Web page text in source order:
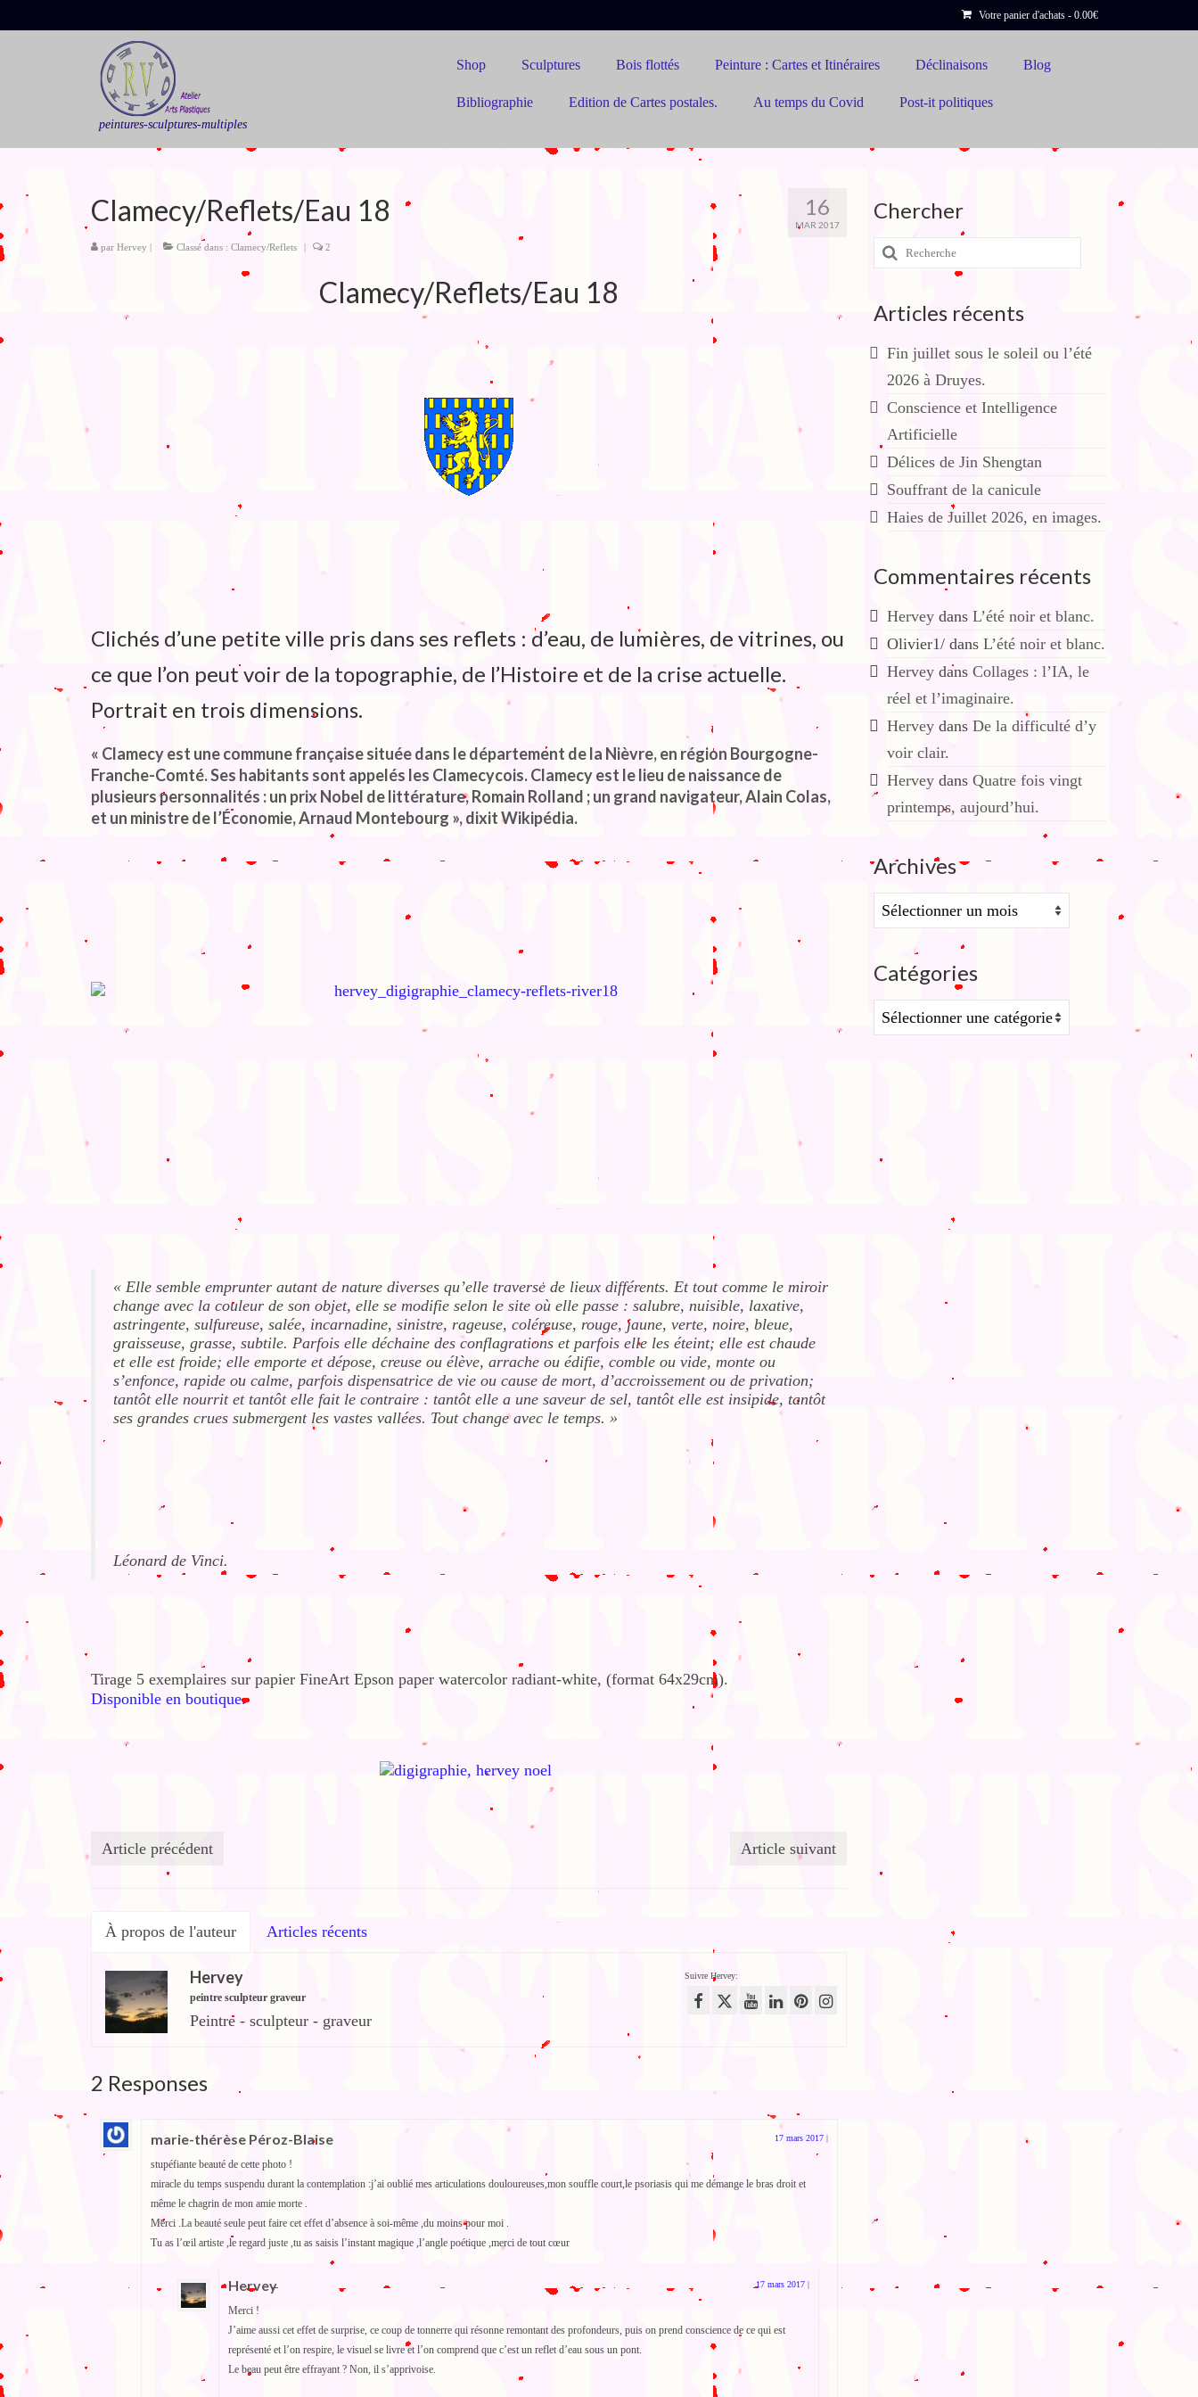
Votre panier d'achats - 0.00€
peintures-sculptures-multiples
Shop Sculptures Bois flottés Peinture : Cartes et Itinéraires Déclinaisons Blog
Bibliographie Edition de Cartes postales. Au temps du Covid Post-it politiques
16
MAR 2017
Clamecy/Reflets/Eau 18
par Hervey | Classé dans : Clamecy/Reflets | 2
Clamecy/Reflets/Eau 18
Clichés d’une petite ville pris dans ses reflets : d’eau, de lumières, de vitrines, ou
ce que l’on peut voir de la topographie, de l’Histoire et de la crise actuelle.
Portrait en trois dimensions.
« Clamecy est une commune française située dans le département de la Nièvre, en région Bourgogne-
Franche-Comté. Ses habitants sont appelés les Clamecycois. Clamecy est le lieu de naissance de
plusieurs personnalités : un prix Nobel de littérature, Romain Rolland ; un grand navigateur, Alain Colas,
et un ministre de l’Économie, Arnaud Montebourg », dixit Wikipédia.
« Elle semble emprunter autant de nature diverses qu’elle traverse de lieux différents. Et tout comme le miroir
change avec la couleur de son objet, elle se modifie selon le site où elle passe : salubre, nuisible, laxative,
astringente, sulfureuse, salée, incarnadine, sinistre, rageuse, coléreuse, rouge, jaune, verte, noire, bleue,
graisseuse, grasse, subtile. Parfois elle déchaine des conflagrations et parfois elle les éteint; elle est chaude
et elle est froide; elle emporte et dépose, creuse ou élève, arrache ou édifie, comble ou vide, monte ou
s’enfonce, rapide ou calme, parfois dispensatrice de vie ou cause de mort, d’accroissement ou de privation;
tantôt elle nourrit et tantôt elle fait le contraire : tantôt elle a une saveur de sel, tantôt elle est insipide, tantôt
ses grandes crues submergent les vastes vallées. Tout change avec le temps. »
Léonard de Vinci.
Tirage 5 exemplaires sur papier FineArt Epson paper watercolor radiant-white, (format 64x29cm).
Disponible en boutique.
Article précédent Article suivant
À propos de l'auteur Articles récents
Suivre Hervey:
Hervey
peintre sculpteur graveur
Peintre - sculpteur - graveur
2 Responses
marie-thérèse Péroz-Blaise 17 mars 2017 |
stupéfiante beauté de cette photo !
miracle du temps suspendu durant la contemplation :j’ai oublié mes articulations douloureuses,mon souffle court,le psoriasis qui me démange le bras droit et
même le chagrin de mon amie morte .
Merci .La beauté seule peut faire cet effet d’absence à soi-même ,du moins pour moi .
Tu as l’œil artiste ,le regard juste ,tu as saisis l’instant magique ,l’angle poétique ,merci de tout cœur
Hervey 17 mars 2017 |
Merci !
J’aime aussi cet effet de surprise, ce coup de tonnerre qui résonne remontant des profondeurs, puis on prend conscience de ce qui est
représenté et l’on respire, le visuel se livre et l’on comprend que c’est un reflet d’eau sous un pont.
Le beau peut être effrayant ? Non, il s’apprivoise.
Chercher
Rechercher
:
Articles récents
Fin juillet sous le soleil ou l’été
2026 à Druyes.
Conscience et Intelligence
Artificielle
Délices de Jin Shengtan
Souffrant de la canicule
Haies de Juillet 2026, en images.
Commentaires récents
Herveydans L’été noir et blanc.
Olivier1/dans L’été noir et blanc.
Herveydans Collages : l’IA, le
réel et l’imaginaire.
Herveydans De la difficulté d’y
voir clair.
Herveydans Quatre fois vingt
printemps, aujourd’hui.
Archives
Archives
Catégories
Catégories